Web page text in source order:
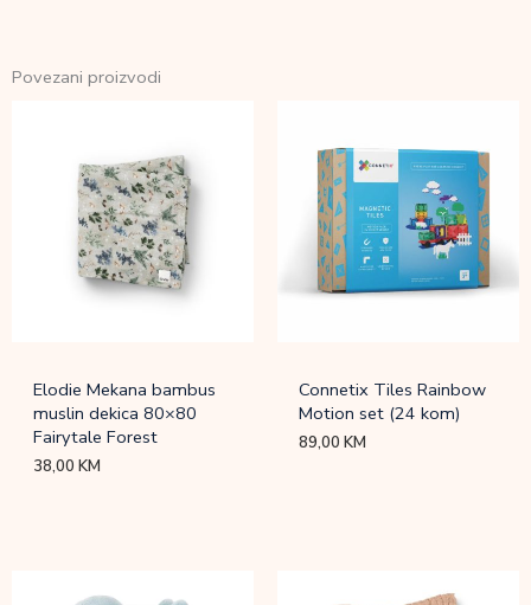
Povezani proizvodi
Elodie Mekana bambus
muslin dekica 80×80
Fairytale Forest
38,00KM
Connetix Tiles Rainbow
Motion set (24 kom)
89,00KM